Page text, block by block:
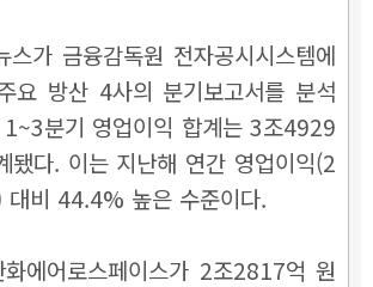
스가 금융감독원 전자공시시스템에
요 방산 4사의 분기보고서를 분석
분기 영업이익 합계는 3조4929
됐다. 이는 지난해 연간 영업이익(2
비 44.4% 높은 수준이다.
화에어로스페이스가 2조2817억 원